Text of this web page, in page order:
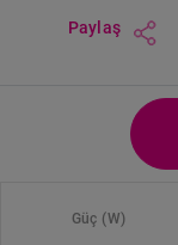
Paylaş
Güç (W)